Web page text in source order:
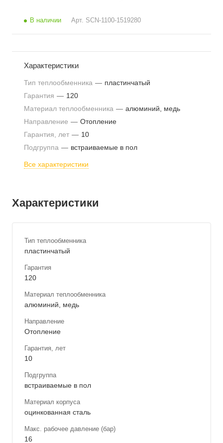
В наличии Арт. SCN-1100-1519280
Характеристики
Тип теплообменника — пластинчатый
Гарантия — 120
Материал теплообменника — алюминий, медь
Направление — Отопление
Гарантия, лет — 10
Подгруппа — встраиваемые в пол
Все характеристики
Характеристики
Тип теплообменника
пластинчатый
Гарантия
120
Материал теплообменника
алюминий, медь
Направление
Отопление
Гарантия, лет
10
Подгруппа
встраиваемые в пол
Материал корпуса
оцинкованная сталь
Макс. рабочее давление (бар)
16